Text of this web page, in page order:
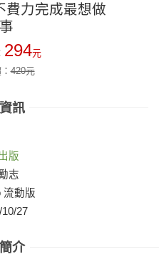
費力完成最想做
294元
420元
訊
版
志
流動版
10/27
介